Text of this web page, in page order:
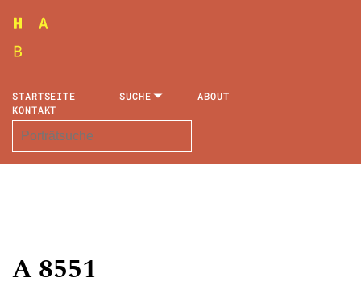
STARTSEITE SUCHE
ABOUT
KONTAKT
A 8551